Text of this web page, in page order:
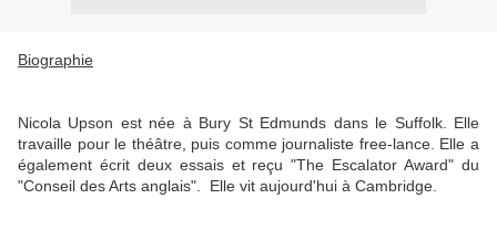
Biographie
Nicola Upson est née à Bury St Edmunds dans le Suffolk. Elle
travaille pour le théâtre, puis comme journaliste free-lance. Elle a
également écrit deux essais et reçu "The Escalator Award" du
"Conseil des Arts anglais". Elle vit aujourd'hui à Cambridge.